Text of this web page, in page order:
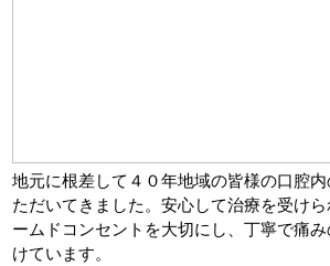
地元に根差して４０年地域の皆様の口腔
ただいてきました。安心して治療を受け
ームドコンセントを大切にし、丁寧で痛
けています。